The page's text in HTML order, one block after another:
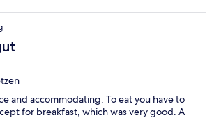
and accommodating. To eat you have to
for breakfast, which was very good. A